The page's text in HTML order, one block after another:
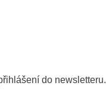
do newsletteru.